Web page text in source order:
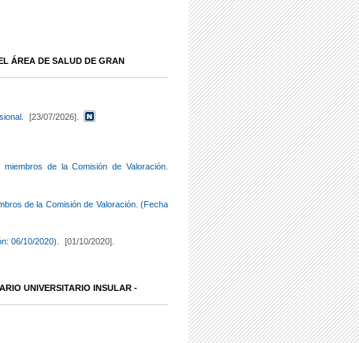
ÁREA DE SALUD DE GRAN
[23/07/2026].
de la Comisión de Valoración.
de la Comisión de Valoración. (Fecha
06/10/2020). [01/10/2020].
UNIVERSITARIO INSULAR -